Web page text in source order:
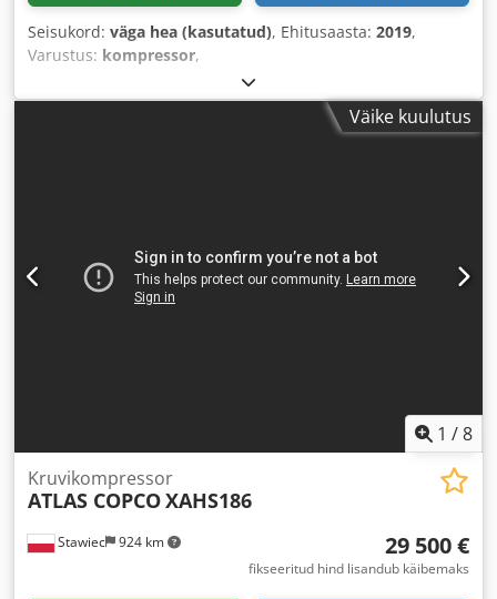
Seisukord: väga hea (kasutatud), Ehitusaasta: 2019,
Varustus: kompressor,
Väike kuulutus
1 /8
Stawiec 924 km
Kruvikompressor
ATLAS COPCOXAHS186
29 500 €
fikseeritud hind lisandub käibemaks